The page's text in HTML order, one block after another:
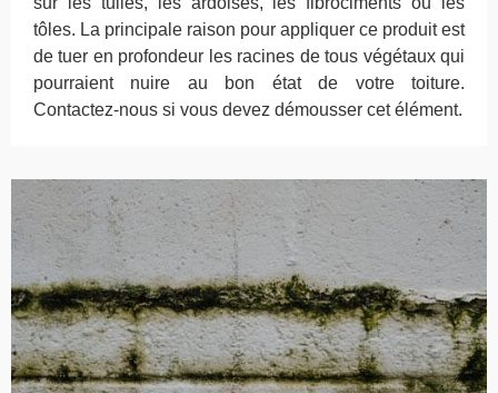
tôles. La principale raison pour appliquer ce produit est
de tuer en profondeur les racines de tous végétaux qui
pourraient nuire au bon état de votre toiture.
Contactez-nous si vous devez démousser cet élément.